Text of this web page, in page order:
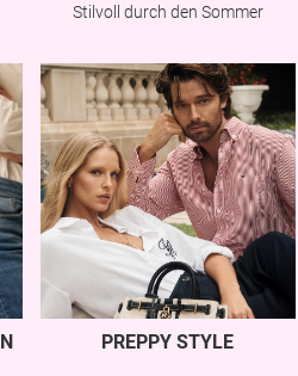
Stilvoll durch den Sommer
PREPPY STYLE